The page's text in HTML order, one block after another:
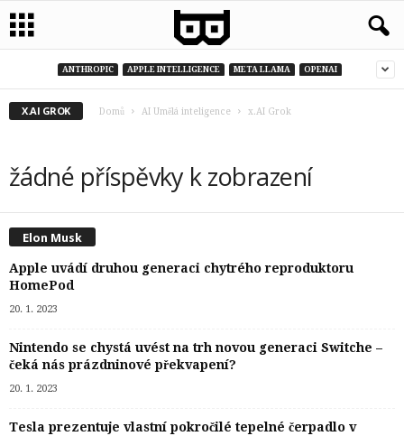
ANTHROPIC APPLE INTELLIGENCE META LLAMA OPENAI
X.AI GROK Domů AI Umělá inteligence x.AI Grok
žádné příspěvky k zobrazení
Elon Musk
Apple uvádí druhou generaci chytrého reproduktoru
HomePod
20. 1. 2023
Nintendo se chystá uvést na trh novou generaci Switche –
čeká nás prázdninové překvapení?
20. 1. 2023
Tesla prezentuje vlastní pokročilé tepelné čerpadlo v